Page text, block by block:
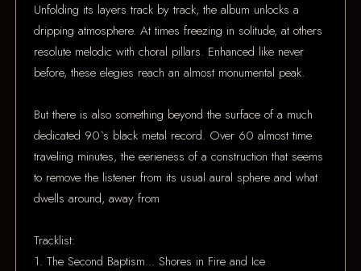
Unfolding its layers track by track, the album unlocks a
dripping atmosphere. At times freezing in solitude, at others
resolute melodic with choral pillars. Enhanced like never
before, these elegies reach an almost monumental peak.
But there is also something beyond the surface of a much
dedicated 90`s black metal record. Over 60 almost time
traveling minutes, the eerieness of a construction that seems
to remove the listener from its usual aural sphere and what
dwells around, away from
Tracklist:
1. The Second Baptism... Shores in Fire and Ice